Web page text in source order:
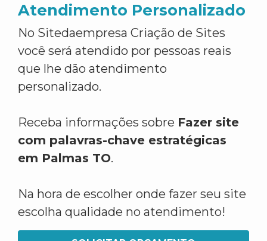
Atendimento Personalizado
No Sitedaempresa Criação de Sites
você será atendido por pessoas reais
que lhe dão atendimento
personalizado.
Receba informações sobre Fazer site
com palavras-chave estratégicas
em Palmas TO.
Na hora de escolher onde fazer seu site
escolha qualidade no atendimento!